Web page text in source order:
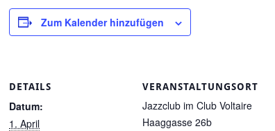
Zum Kalender hinzufügen
DETAILS
Datum:
1. April
VERANSTALTUNGSORT
Jazzclub im Club Voltaire
Haaggasse 26b